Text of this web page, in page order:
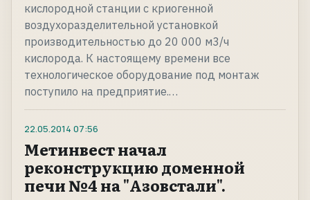
кислородной станции с криогенной
воздухоразделительной установкой
производительностью до 20 000 м3/ч
кислорода. К настоящему времени все
технологическое оборудование под монтаж
поступило на предприятие.…
22.05.2014 07:56
Метинвест начал
реконструкцию доменной
печи №4 на "Азовстали".